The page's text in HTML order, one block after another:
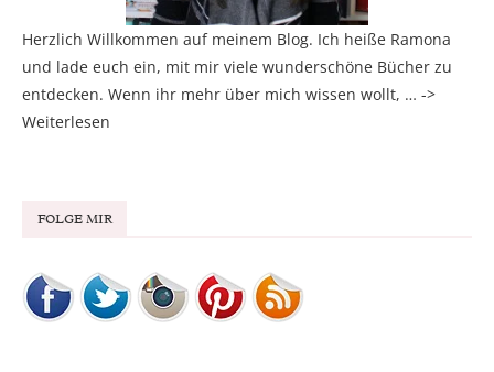
Herzlich Willkommen auf meinem Blog. Ich heiße Ramona
und lade euch ein, mit mir viele wunderschöne Bücher zu
entdecken. Wenn ihr mehr über mich wissen wollt, … ->
Weiterlesen
FOLGE MIR